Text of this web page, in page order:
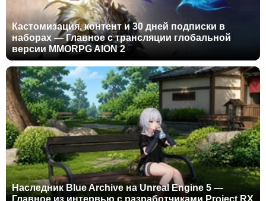
Кастомизация, контент и 30 дней подписки в
наборах — Главное с трансляции глобальной
версии MMORPG AION 2
Наследник Blue Archive на Unreal Engine 5 —